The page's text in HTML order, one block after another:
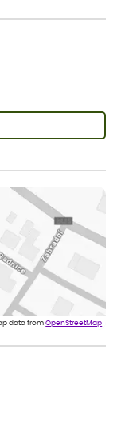
po přesazení
Jen jsem byla
v nejlepší kondici a i
data fromOpenStreetMap